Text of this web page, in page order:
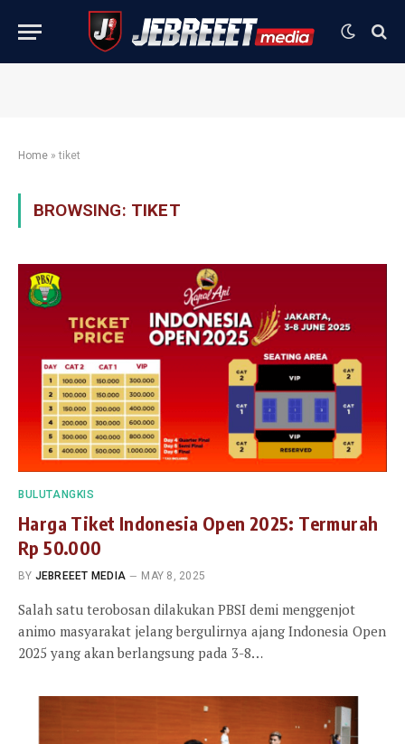
Home »tiket
BROWSING: TIKET
BULUTANGKIS
Harga Tiket Indonesia Open 2025: Termurah
Rp 50.000
BY JEBREEET MEDIA MAY 8, 2025
Salah satu terobosan dilakukan PBSI demi menggenjot
animo masyarakat jelang bergulirnya ajang Indonesia Open
2025 yang akan berlangsung pada 3-8…